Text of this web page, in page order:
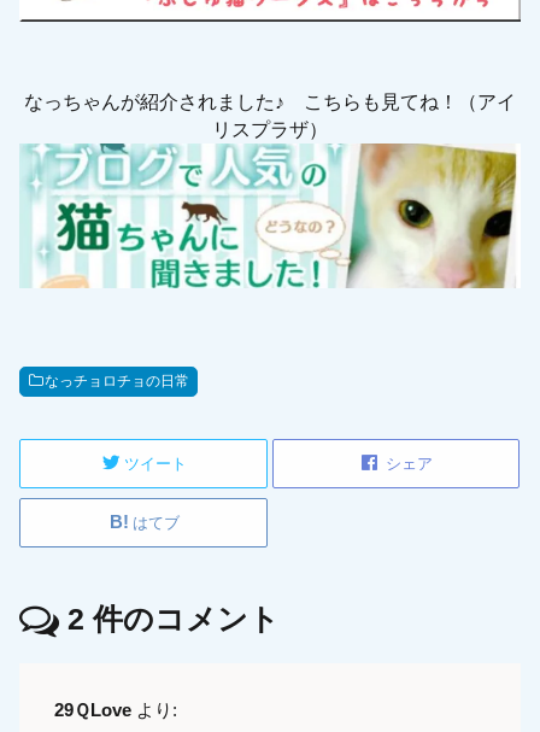
なっちゃんが紹介されました♪ こちらも見てね！（アイ
リスプラザ）
なっチョロチョの日常
ツイート シェア
はてブ
2 件のコメント
29ＱLove より: